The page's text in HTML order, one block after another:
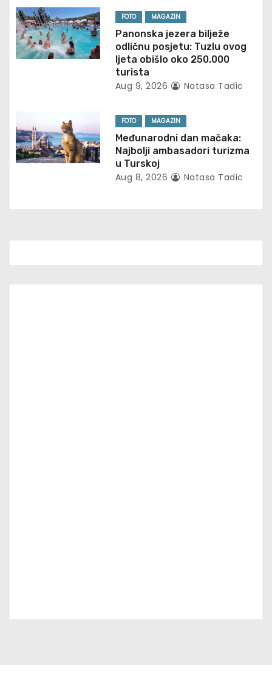
g
a
o
n
FOTO MAGAZIN
Panonska jezera bilježe
odličnu posjetu: Tuzlu ovog
ljeta obišlo oko 250.000
turista
Aug 9, 2026 Natasa Tadic
FOTO MAGAZIN
Međunarodni dan mačaka:
Najbolji ambasadori turizma
u Turskoj
Aug 8, 2026 Natasa Tadic